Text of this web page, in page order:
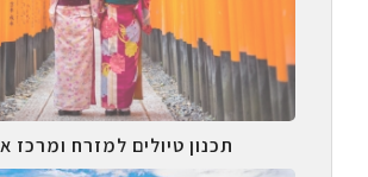
תכנון טיולים למזרח ומרכז